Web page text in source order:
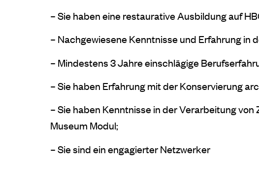
– Sie haben eine restaurative Ausbildung auf
– Nachgewiesene Kenntnisse und Erfahrung in
– Mindestens 3 Jahre einschlägige
– Sie haben Erfahrung mit der Konservierung
– Sie haben Kenntnisse in der Verarbeitung
Museum Modul;
– Sie sind ein engagierter Netzwerker